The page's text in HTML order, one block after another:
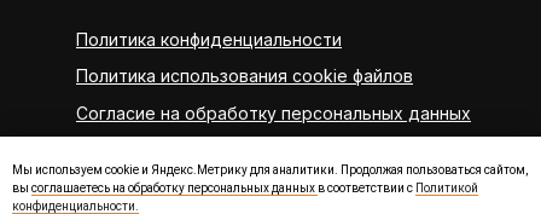
Мы используем cookie и Яндекс.Метрику для аналитики. Продолжая пользоваться сайтом,
вы соглашаетесь на обработку персональных данных в соответствии с Политикой
конфиденциальности.
Согласие на обработку персональных данных
Политика использования cookie файлов
Политика конфиденциальности